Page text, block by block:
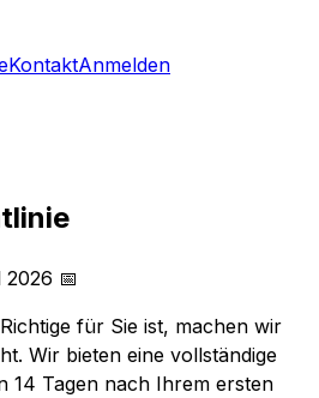
KontaktAnmelden
📅
für Sie ist, machen wir
Wir bieten eine vollständige
14 Tagen nach Ihrem ersten